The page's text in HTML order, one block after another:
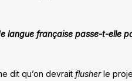
langue française passe-t-elle
dit qu’on devrait flusherle